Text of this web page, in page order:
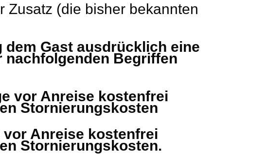
Zusatz (die bisher bekannten
Gast ausdrücklich eine
Begriffen
vor Anreise kostenfrei
Stornierungskosten
vor Anreise kostenfrei
Stornierungskosten.